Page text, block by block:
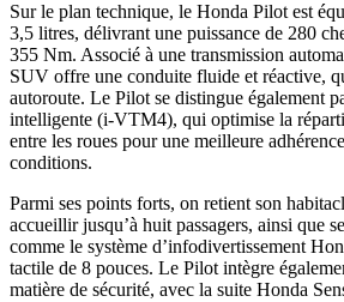
Sur le plan technique, le Honda Pilot est
3,5 litres, délivrant une puissance de 280
355 Nm. Associé à une transmission
SUV offre une conduite fluide et réactive,
autoroute. Le Pilot se distingue également
intelligente (i-VTM4), qui optimise la
entre les roues pour une meilleure
conditions.
Parmi ses points forts, on retient son
accueillir jusqu’à huit passagers, ainsi que
comme le système d’infodivertissement
tactile de 8 pouces. Le Pilot intègre
matière de sécurité, avec la suite Honda